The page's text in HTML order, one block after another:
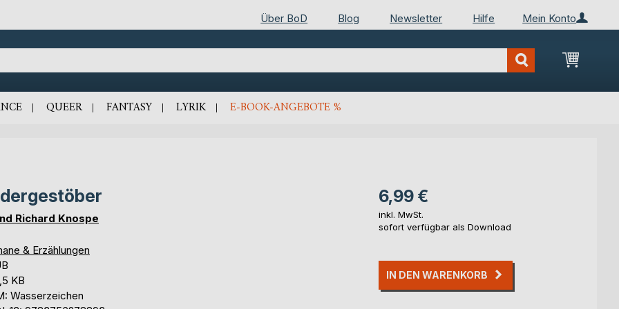
Mein Konto
Über BoD Blog Newsletter Hilfe
Mein
QUEER FANTASY LYRIK E-BOOK-ANGEBOTE %
Richard Knospe
& Erzählungen
KB
Wasserzeichen
6,99 €
inkl. MwSt.
sofort verfügbar als Download
IN DEN WARENKORB